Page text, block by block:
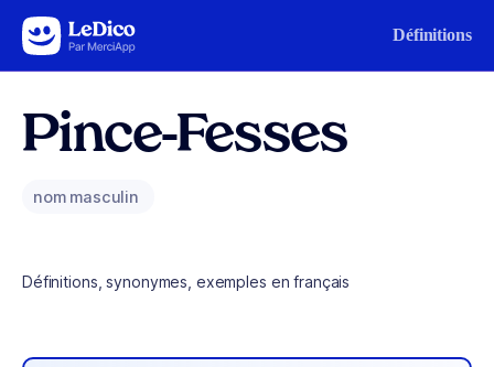
Aller au contenu Définitions
Pince-Fesses
nom masculin
Définitions, synonymes, exemples en français